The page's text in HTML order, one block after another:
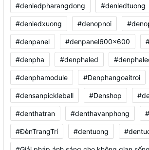
#denledpharangdong #denledtuong
#denledxuong #denopnoi
#denpanel #denpanel600x600
#denpha #denphaled
#denphamodule #Denphangoaitroi
#densanpickleball #Denshop
#denthatran #denthavanphong
#ĐènTrangTrí #dentuong